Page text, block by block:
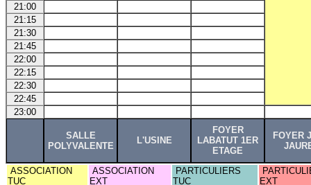
21:00
21:15
21:30
21:45
22:00
22:15
22:30
22:45
23:00
SALLE
POLYVALENTE
L'USINE
FOYER
LABATUT 1ER
ETAGE
FOYER
ASSOCIATION
TUC
ASSOCIATION
EXT
PARTICULIERS
TUC
EXT